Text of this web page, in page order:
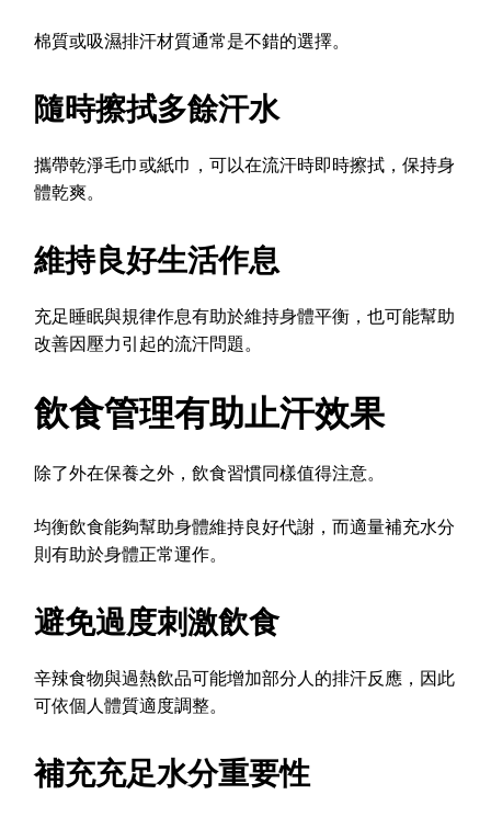
棉質或吸濕排汗材質通常是不錯的選擇。
隨時擦拭多餘汗水
攜帶乾淨毛巾或紙巾，可以在流汗時即時擦拭，保持身
體乾爽。
維持良好生活作息
充足睡眠與規律作息有助於維持身體平衡，也可能幫助
改善因壓力引起的流汗問題。
飲食管理有助止汗效果
除了外在保養之外，飲食習慣同樣值得注意。
均衡飲食能夠幫助身體維持良好代謝，而適量補充水分
則有助於身體正常運作。
避免過度刺激飲食
辛辣食物與過熱飲品可能增加部分人的排汗反應，因此
可依個人體質適度調整。
補充充足水分重要性